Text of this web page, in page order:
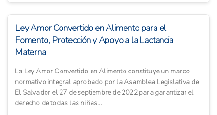
Ley Amor Convertido en Alimento para el
Fomento, Protección y Apoyo a la Lactancia
Materna
La Ley Amor Convertido en Alimento constituye un marco
normativo integral aprobado por la Asamblea Legislativa de
El Salvador el 27 de septiembre de 2022 para garantizar el
derecho de todas las niñas...